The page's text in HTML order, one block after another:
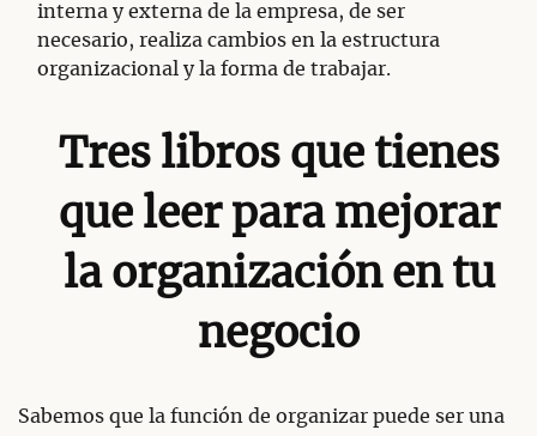
interna y externa de la empresa, de ser
necesario, realiza cambios en la estructura
organizacional y la forma de trabajar.
Tres libros que tienes
que leer para mejorar
la organización en tu
negocio
Sabemos que la función de organizar puede ser una